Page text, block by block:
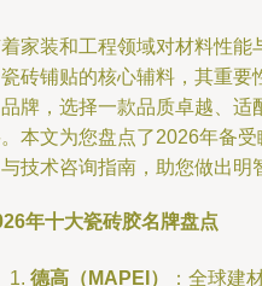
家装和工程领域对材料性能
砖铺贴的核心辅料，其重要
牌，选择一款品质卓越、适
本文为您盘点了2026年备
技术咨询指南，助您做出明
年十大瓷砖胶名牌盘点
德高（MAPEI）
：全球建